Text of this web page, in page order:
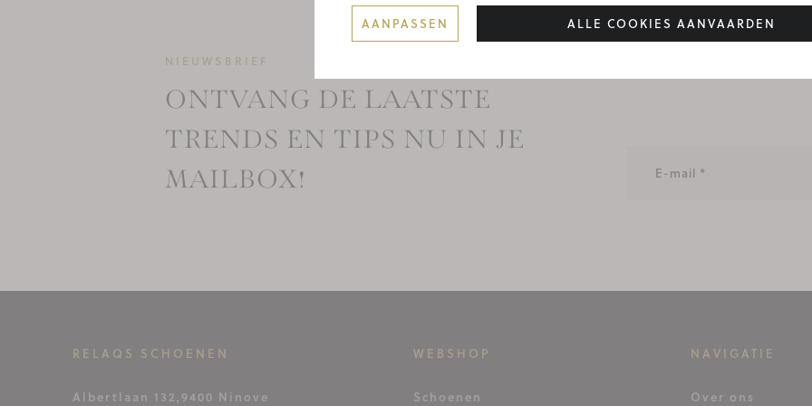
NIEUWSBRIEF
ONTVANG DE LAATSTE
TRENDS EN TIPS NU IN JE
MAILBOX!
RELAQS SCHOENEN
Albertlaan 132, 9400 Ninove
WEBSHOP
Schoenen
NAVIGATIE
Over ons
AANPASSEN ALLE COOKIES AANVAARDEN